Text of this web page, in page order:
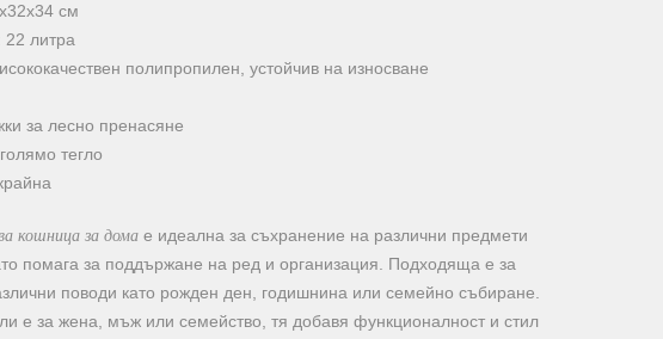
см
22 литра
полипропилен, устойчив на износване
за лесно пренасяне
тегло
кошница за дома е идеална за съхранение на различни предмети
помага за поддържане на ред и организация. Подходяща е за
поводи като рожден ден, годишнина или семейно събиране.
е за жена, мъж или семейство, тя добавя функционалност и стил